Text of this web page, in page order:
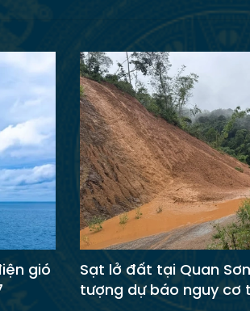
gió
Sạt lở đất tại Quan
tượng dự báo nguy cơ